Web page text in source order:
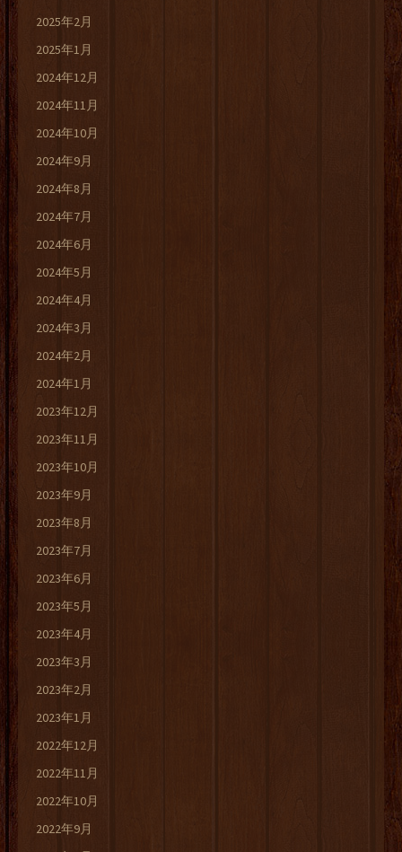
2025年2月
2025年1月
2024年12月
2024年11月
2024年10月
2024年9月
2024年8月
2024年7月
2024年6月
2024年5月
2024年4月
2024年3月
2024年2月
2024年1月
2023年12月
2023年11月
2023年10月
2023年9月
2023年8月
2023年7月
2023年6月
2023年5月
2023年4月
2023年3月
2023年2月
2023年1月
2022年12月
2022年11月
2022年10月
2022年9月